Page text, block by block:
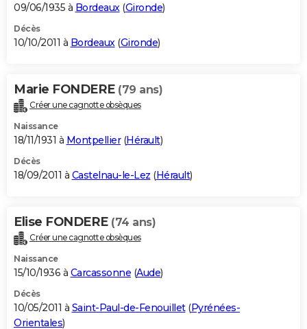
09/06/1935 à Bordeaux(Gironde)
Décès
10/10/2011 à Bordeaux(Gironde)
Marie FONDERE (79 ans)
Créer une cagnotte obsèques
Naissance
18/11/1931 à Montpellier(Hérault)
Décès
18/09/2011 à Castelnau-le-Lez (Hérault)
Elise FONDERE (74 ans)
Créer une cagnotte obsèques
Naissance
15/10/1936 à Carcassonne (Aude)
Décès
10/05/2011 à Saint-Paul-de-Fenouillet(Pyrénées-
Orientales)